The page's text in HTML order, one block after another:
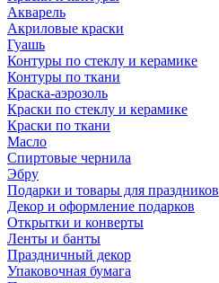
Акварель
Акриловые краски
Гуашь
Контуры по стеклу и керамике
Контуры по ткани
Краска-аэрозоль
Краски по стеклу и керамике
Краски по ткани
Масло
Спиртовые чернила
Эбру
Подарки и товары для праздников
Декор и оформление подарков
Открытки и конверты
Ленты и банты
Праздничный декор
Упаковочная бумага